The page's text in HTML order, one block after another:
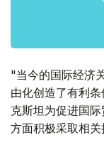
"当今的国际经济
由化创造了有利
克斯坦为促进国
方面积极采取相关